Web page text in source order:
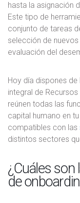
hasta la asignación
Este tipo de
conjunto de tareas
selección de
evaluación del
Hoy día dispones
integral de
reúnen todas las
capital humano en
compatibles con las
distintos sectores
¿Cuáles son
de